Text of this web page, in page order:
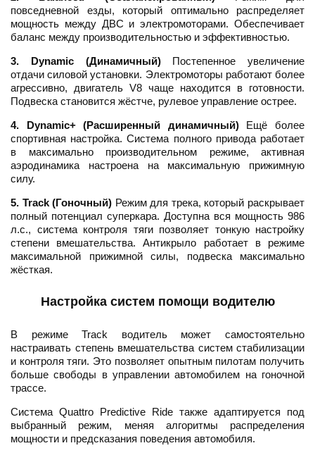
повседневной езды, который оптимально распределяет
мощность между ДВС и электромоторами. Обеспечивает
баланс между производительностью и эффективностью.
3. Dynamic (Динамичный)Постепенное увеличение
отдачи силовой установки. Электромоторы работают более
агрессивно, двигатель V8 чаще находится в готовности.
Подвеска становится жёстче, рулевое управление острее.
4. Dynamic+ (Расширенный динамичный)Ещё более
спортивная настройка. Система полного привода работает
в максимально производительном режиме, активная
аэродинамика настроена на максимальную прижимную
силу.
5. Track (Гоночный) Режим для трека, который раскрывает
полный потенциал суперкара. Доступна вся мощность 986
л.с., система контроля тяги позволяет тонкую настройку
степени вмешательства. Антикрыло работает в режиме
максимальной прижимной силы, подвеска максимально
жёсткая.
Настройка систем помощи водителю
В режиме Track водитель может самостоятельно
настраивать степень вмешательства систем стабилизации
и контроля тяги. Это позволяет опытным пилотам получить
больше свободы в управлении автомобилем на гоночной
трассе.
Система Quattro Predictive Ride также адаптируется под
выбранный режим, меняя алгоритмы распределения
мощности и предсказания поведения автомобиля.